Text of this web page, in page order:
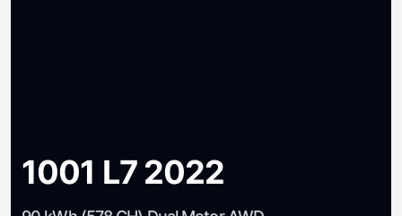
1001 L7 2022